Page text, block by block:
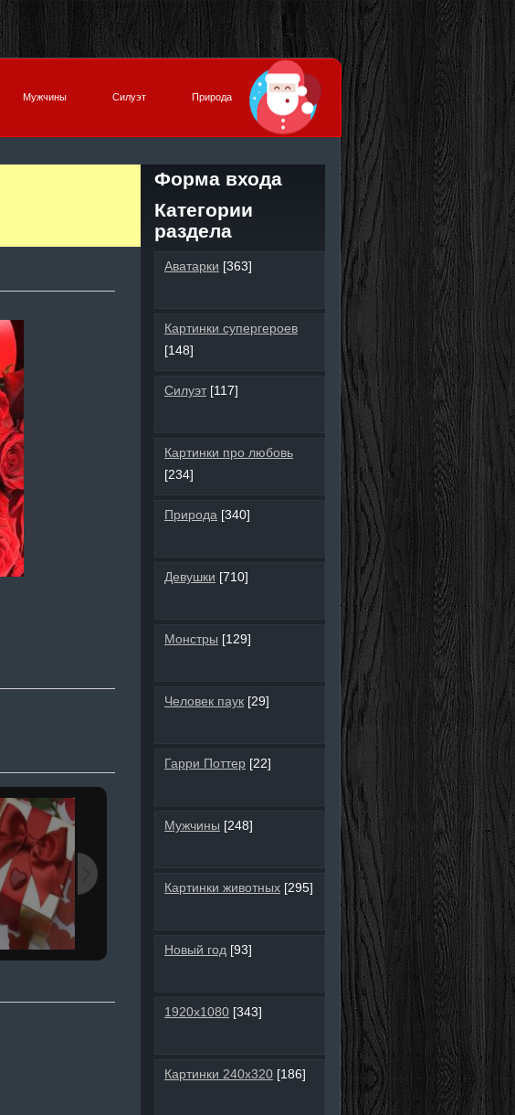
Мужчины Силуэт Природа
Форма входа
Категории
раздела
Аватарки [363]
Картинки супергероев
[148]
Силуэт [117]
Картинки про любовь
[234]
Природа [340]
Девушки [710]
Монстры [129]
Человек паук [29]
Гарри Поттер [22]
Мужчины [248]
Картинки животных [295]
Новый год [93]
1920х1080 [343]
Картинки 240х320 [186]